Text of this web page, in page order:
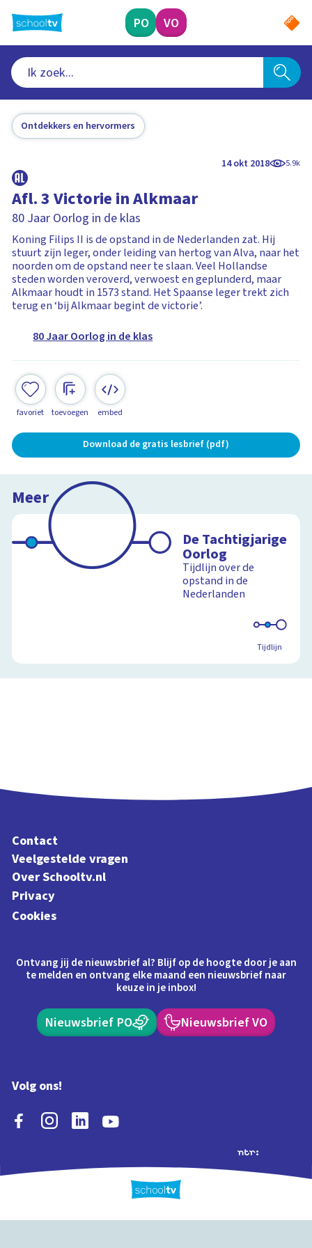
naar
hoofdinhoud
PO VO
Ontdekkers en hervormers
14 okt 2018 5.9k
Afl. 3 Victorie in Alkmaar
80 Jaar Oorlog in de klas
Koning Filips II is de opstand in de Nederlanden zat. Hij
stuurt zijn leger, onder leiding van hertog van Alva, naar het
noorden om de opstand neer te slaan. Veel Hollandse
steden worden veroverd, verwoest en geplunderd, maar
Alkmaar houdt in 1573 stand. Het Spaanse leger trekt zich
terug en ‘bij Alkmaar begint de victorie’.
80 Jaar Oorlog in de klas
favoriet toevoegen embed
Download de gratis lesbrief (pdf)
Meer
De Tachtigjarige
Oorlog
Tijdlijn over de
opstand in de
Nederlanden
Tijdlijn
Contact
Veelgestelde vragen
Over Schooltv.nl
Privacy
Cookies
Ontvang jij de nieuwsbrief al? Blijf op de hoogte door je aan
te melden en ontvang elke maand een nieuwsbrief naar
keuze in je inbox!
Nieuwsbrief PO Nieuwsbrief VO
Volg ons!